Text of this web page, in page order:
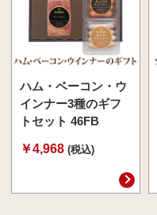
ハム・ベーコン・ウ
インナー3種のギフ
トセット 46FB
￥4,968 (税込)